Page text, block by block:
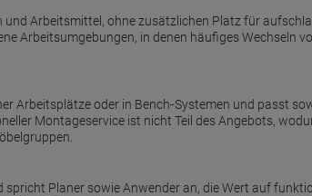
Arbeitsmittel, ohne zusätzlichen Platz für
Arbeitsumgebungen, in denen häufiges Wechseln
Arbeitsplätze oder in Bench‑Systemen und passt
Montageservice ist nicht Teil des Angebots,
Planer sowie Anwender an, die Wert auf